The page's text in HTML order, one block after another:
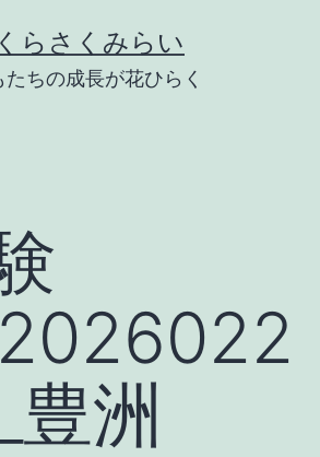
らさくみらい
たちの成長が花ひらく
豊洲